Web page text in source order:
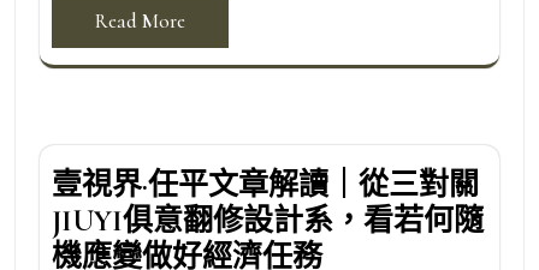
Read More
壹視界·任平文章解讀｜從三對關
JIUYI俱意翻修設計系，看若何隨
機應變做好經濟任務